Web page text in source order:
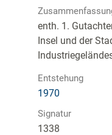
enth. 1.
Insel und der
Entstehung
1970
Signatur
1338